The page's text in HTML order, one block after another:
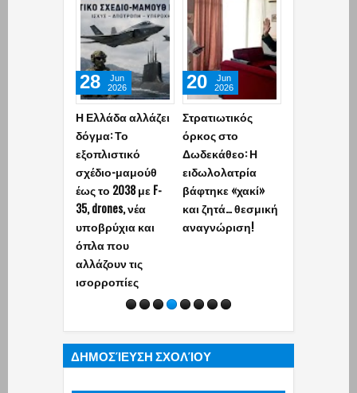
Η Ελλάδα αλλάζει
δόγμα: Το
εξοπλιστικό
σχέδιο-μαμούθ
έως το 2038 με F-
35, drones, νέα
υποβρύχια και
όπλα που
αλλάζουν τις
ισορροπίες
28
Jun
2026
Στρατιωτικός
όρκος στο
Δωδεκάθεο: Η
ειδωλολατρία
βάφτηκε «χακί»
και ζητά… θεσμική
αναγνώριση!
20
Jun
2026
ΔΗΜΟΣΊΕΥΣΗ ΣΧΟΛΊΟΥ